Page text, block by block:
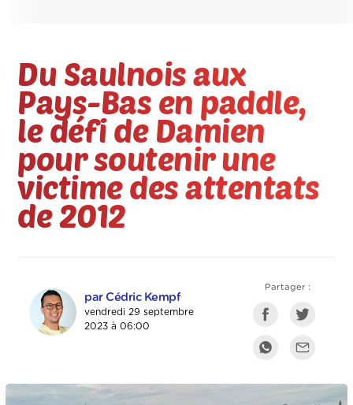
Du Saulnois aux
Pays-Bas en paddle,
le défi de Damien
pour soutenir une
victime des attentats
de 2012
par Cédric Kempf
vendredi 29 septembre
2023 à 06:00
Partager :